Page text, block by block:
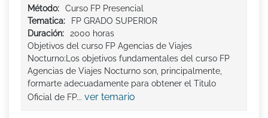
Método:
Curso FP Presencial
Tematica:
FP GRADO SUPERIOR
Duración:
2000 horas
Objetivos del curso FP Agencias de Viajes
Nocturno:Los objetivos fundamentales del curso FP
Agencias de Viajes Nocturno son, principalmente,
formarte adecuadamente para obtener el Titulo
Oficial de FP... ver temario